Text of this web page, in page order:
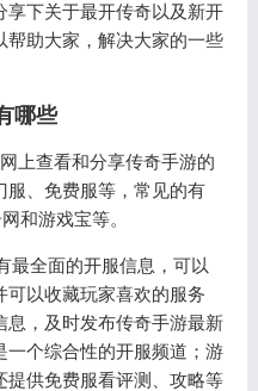
享下关于最开传奇以及新开
帮助大家，解决大家的一些
哪些
上查看和分享传奇手游的
服、免费服等，常见的有
和游戏宝等。
最全面的开服信息，可以
以收藏玩家喜欢的服务
息，及时发布传奇手游最新
一个综合性的开服频道；游
提供免费服看评测、攻略等